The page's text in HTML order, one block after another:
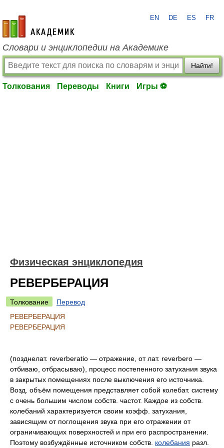
academic.ru
EN DE ES FR
Словари и энциклопедии на Академике
Найти!
Толкования Переводы Книги Игры ⚽
Физическая энциклопедия
РЕВЕРБЕРАЦИЯ
Толкование
Перевод
РЕВЕРБЕРАЦИЯ
РЕВЕРБЕРАЦИЯ
(позднелат. reverberatio — отражение, от лат. reverbero —
отбиваю, отбрасываю), процесс постепенного затухания звука
в закрытых помещениях после выключения его источника.
Возд. объём помещения представляет собой колебат. систему
с очень большим числом собств. частот. Каждое из собств.
колебаний характеризуется своим коэфф. затухания,
зависящим от поглощения звука при его отражении от
ограничивающих поверхностей и при его распространении.
Поэтому возбуждённые источником собств. колебания разл.